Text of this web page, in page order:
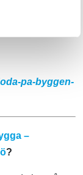
metoder och
pa-byggen-
–
?